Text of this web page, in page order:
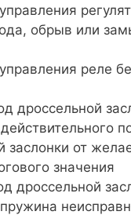
обрыв или
реле
дроссельной
заслонки от
значения
дроссельной